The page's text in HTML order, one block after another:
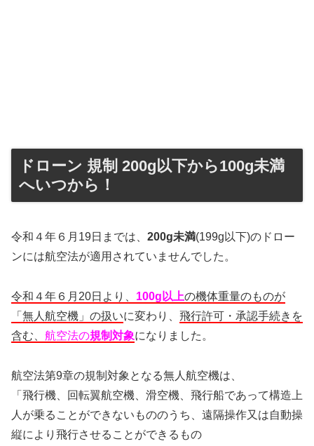
ドローン 規制 200g以下から100g未満
へいつから！
令和４年６月19日までは、 200g未満(199g以下)のドロー
ンには航空法が適用されていませんでした。
令和４年６月20日より、 100g以上の機体重量のものが
「無人航空機」の扱いに変わり、 飛行許可・承認手続きを
含む、 航空法の規制対象になりました。
航空法第9章の規制対象となる無人航空機は、
「飛行機、回転翼航空機、滑空機、飛行船であって構造上
人が乗ることができないもののうち、遠隔操作又は自動操
縦により飛行させることができるもの